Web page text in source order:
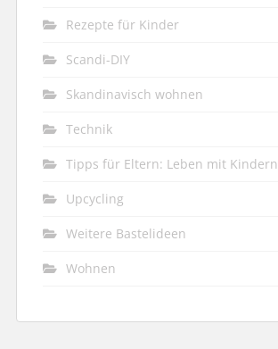
Rezepte für Kinder
Scandi-DIY
Skandinavisch wohnen
Technik
Tipps für Eltern: Leben mit Kindern
Upcycling
Weitere Bastelideen
Wohnen